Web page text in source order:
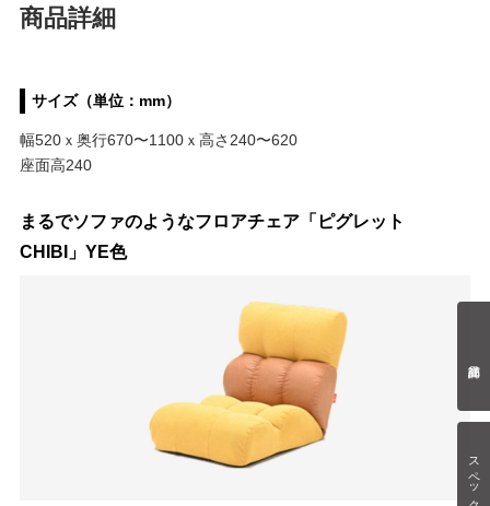
スペック情報
商品詳細
サイズ（単位：mm）
幅520ｘ奥行670〜1100ｘ高さ240〜620
座面高240
まるでソファのようなフロアチェア「ピグレット
CHIBI」YE色